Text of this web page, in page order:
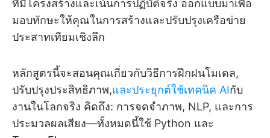
ที่มีโครงสร้างและเน้นการปฏิบัติจริง ออกแบบมาเพื่อ
มอบทักษะให้คุณในการสร้างและปรับปรุงเครือข่าย
ประสาทเทียมเชิงลึก
หลักสูตรนี้จะสอนคุณเกี่ยวกับวิธีการฝึกฝนโมเดล,
ปรับปรุงประสิทธิภาพ,และประยุกต์ใช้เทคนิค AIกับ
งานในโลกจริง คิดถึง: การจดจำภาพ, NLP, และการ
ประมวลผลเสียง—ทั้งหมดนี้ใช้ Python และ